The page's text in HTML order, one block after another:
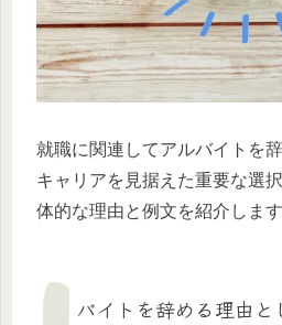
就職に関連してアルバイトを
キャリアを見据えた重要な選
体的な理由と例文を紹介します
バイトを辞める理由と